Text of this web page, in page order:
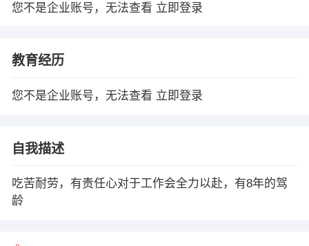
您不是企业账号，无法查看 立即登录
教育经历
您不是企业账号，无法查看 立即登录
自我描述
吃苦耐劳，有责任心对于工作会全力以赴，有8年的驾
龄